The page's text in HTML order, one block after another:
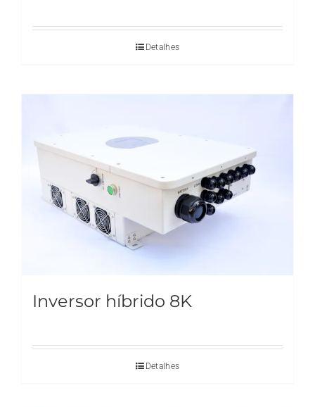
Detalhes
Inversor híbrido 8K
Detalhes